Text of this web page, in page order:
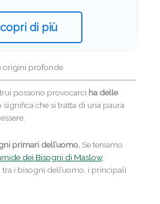
di più
origini profonde
possono provocarci ha delle
significa che si tratta di una paura
primari dell’uomo. Se teniamo
dei Bisogni di Maslow,
i bisogni dell’uomo, i principali